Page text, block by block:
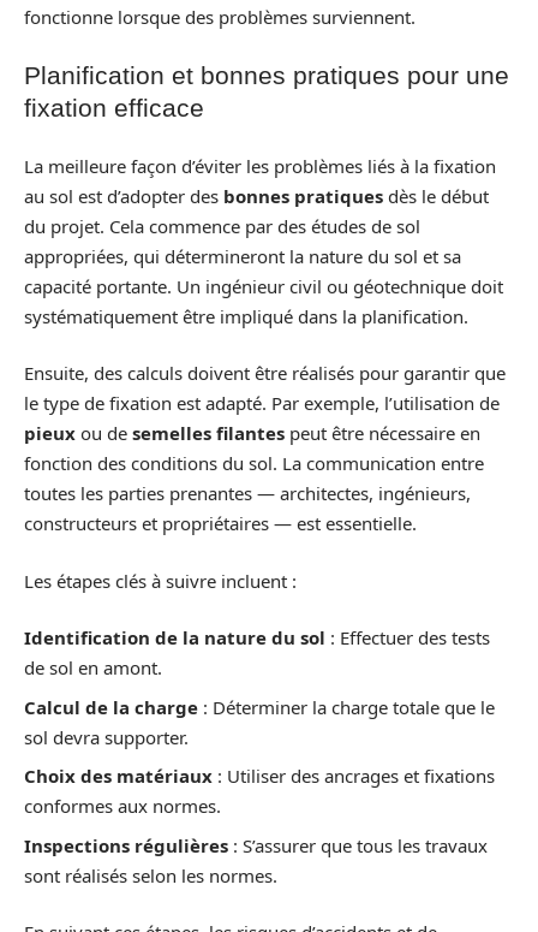
fonctionne lorsque des problèmes surviennent.
Planification et bonnes pratiques pour une
fixation efficace
La meilleure façon d’éviter les problèmes liés à la fixation
au sol est d’adopter des bonnes pratiques dès le début
du projet. Cela commence par des études de sol
appropriées, qui détermineront la nature du sol et sa
capacité portante. Un ingénieur civil ou géotechnique doit
systématiquement être impliqué dans la planification.
Ensuite, des calculs doivent être réalisés pour garantir que
le type de fixation est adapté. Par exemple, l’utilisation de
pieux ou de semelles filantes peut être nécessaire en
fonction des conditions du sol. La communication entre
toutes les parties prenantes — architectes, ingénieurs,
constructeurs et propriétaires — est essentielle.
Les étapes clés à suivre incluent :
Identification de la nature du sol : Effectuer des tests
de sol en amont.
Calcul de la charge : Déterminer la charge totale que le
sol devra supporter.
Choix des matériaux : Utiliser des ancrages et fixations
conformes aux normes.
Inspections régulières : S’assurer que tous les travaux
sont réalisés selon les normes.